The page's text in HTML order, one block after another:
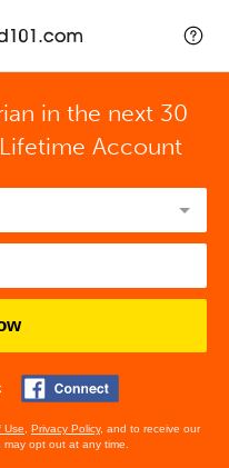
in the next 30
Account
Use Privacy Policy, and to receive our
opt out at any time.